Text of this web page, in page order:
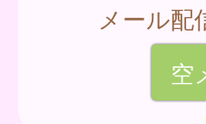
メール配
空